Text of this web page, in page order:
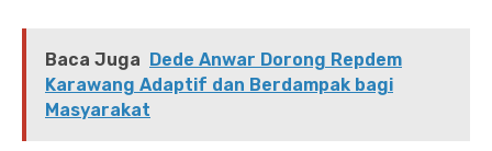
Baca Juga
Dede Anwar Dorong Repdem
Karawang Adaptif dan Berdampak bagi
Masyarakat